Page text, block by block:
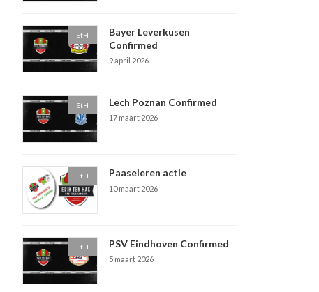
EtH
Bayer Leverkusen
Confirmed
9 april 2026
EtH Lech Poznan Confirmed
17 maart 2026
EtH Paaseieren actie
10 maart 2026
EtH PSV Eindhoven Confirmed
5 maart 2026